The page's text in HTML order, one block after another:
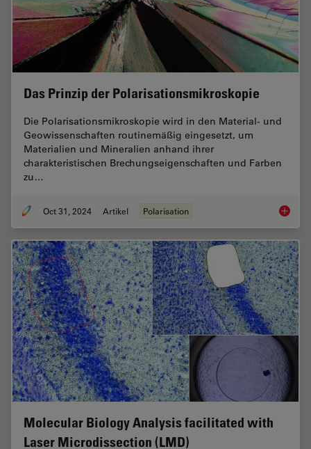
Das Prinzip der Polarisationsmikroskopie
Die Polarisationsmikroskopie wird in den Material- und
Geowissenschaften routinemäßig eingesetzt, um
Materialien und Mineralien anhand ihrer
charakteristischen Brechungseigenschaften und Farben
zu…
Oct 31, 2024 Artikel Polarisation Das
Molecular Biology Analysis facilitated with
Laser Microdissection (LMD)